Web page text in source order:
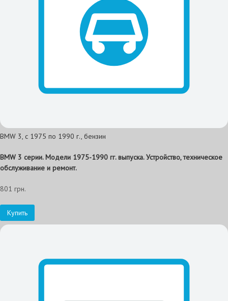
BMW 3, с 1975 по 1990 г., бензин
BMW 3 серии. Модели 1975-1990 гг. выпуска. Устройство, техническое
обслуживание и ремонт.
801 грн.
Купить